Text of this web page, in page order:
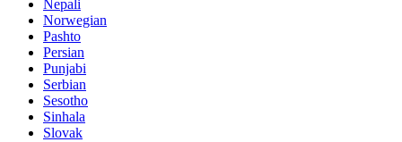
Nepali
Norwegian
Pashto
Persian
Punjabi
Serbian
Sesotho
Sinhala
Slovak